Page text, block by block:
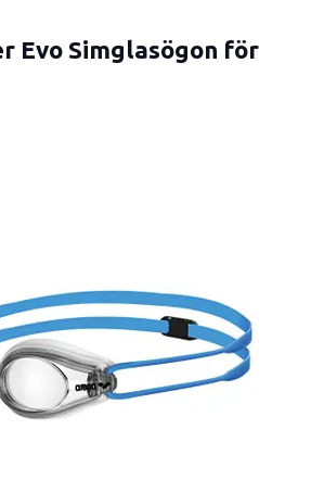
Evo Simglasögon för